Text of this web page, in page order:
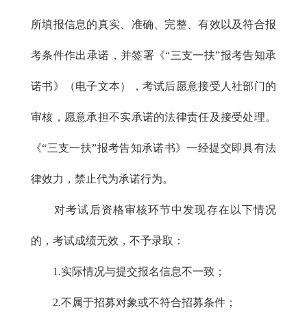
所填报信息的真实、准确、完整、有效以及符合报
考条件作出承诺，并签署《“三支一扶”报考告知承
诺书》（电子文本），考试后愿意接受人社部门的
审核，愿意承担不实承诺的法律责任及接受处理。
《“三支一扶”报考告知承诺书》一经提交即具有法
律效力，禁止代为承诺行为。
对考试后资格审核环节中发现存在以下情况
的，考试成绩无效，不予录取：
1.实际情况与提交报名信息不一致；
2.不属于招募对象或不符合招募条件；